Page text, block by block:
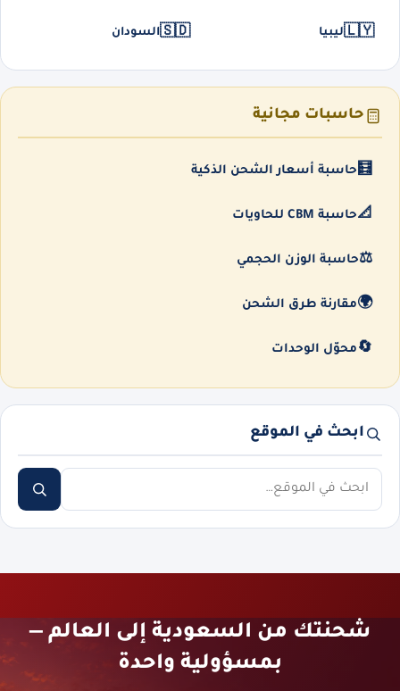
🇱🇾ليبيا 🇸🇩السودان
حاسبات مجانية
🧮 حاسبة أسعار الشحن الذكية
📐حاسبة CBM للحاويات
⚖️حاسبة الوزن الحجمي
🌍مقارنة طرق الشحن
🔄 محوّل الوحدات
ابحث في الموقع
ابحث
شحنتك من السعودية إلى العالم —
بمسؤولية واحدة